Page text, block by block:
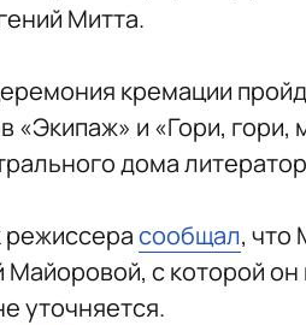
Митта.
кремации
и «Гори, гори,
дома
сообщал, что
Майоровой, с которой
уточняется.